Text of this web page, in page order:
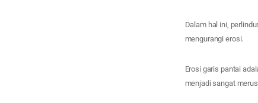
Dalam hal ini,
mengurangi erosi.
Erosi garis pantai
menjadi sangat